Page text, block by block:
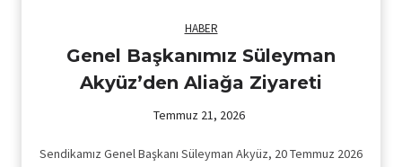
HABER
Genel Başkanımız Süleyman
Akyüz’den Aliağa Ziyareti
Temmuz 21, 2026
Sendikamız Genel Başkanı Süleyman Akyüz, 20 Temmuz 2026